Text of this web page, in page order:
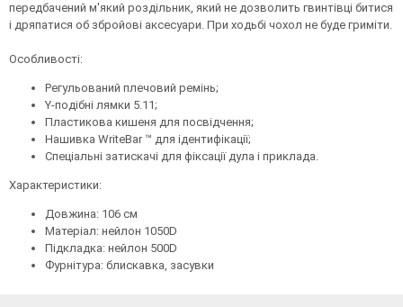
передбачений м'який роздільник, який не дозволить гвинтівці битися
і дряпатися об збройові аксесуари. При ходьбі чохол не буде гриміти.
Особливості:
Регульований плечовий ремінь;
Y-подібні лямки 5.11;
Пластикова кишеня для посвідчення;
Нашивка WriteBar ™ для ідентифікації;
Спеціальні затискачі для фіксації дула і приклада.
Характеристики:
Довжина: 106 см
Матеріал: нейлон 1050D
Підкладка: нейлон 500D
Фурнітура: блискавка, засувки